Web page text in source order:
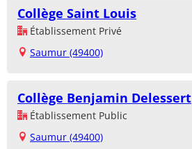
Collège Saint Louis
Établissement Privé
Saumur (49400)
Collège Benjamin Delessert
Établissement Public
Saumur (49400)